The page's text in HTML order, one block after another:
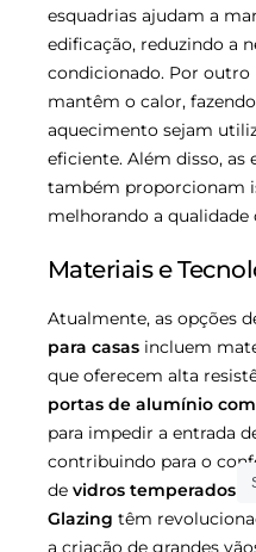
esquadrias ajudam a
edificação, reduzindo a
condicionado. Por outro
mantêm o calor,
aquecimento sejam
eficiente. Além disso, as
também proporcionam
melhorando a qualidade
Materiais e
Atualmente, as opções
para casas incluem
que oferecem alta
portas de alumínio
para impedir a entrada
contribuindo para o
de vidros temperados
Glazing têm
a criação de grandes